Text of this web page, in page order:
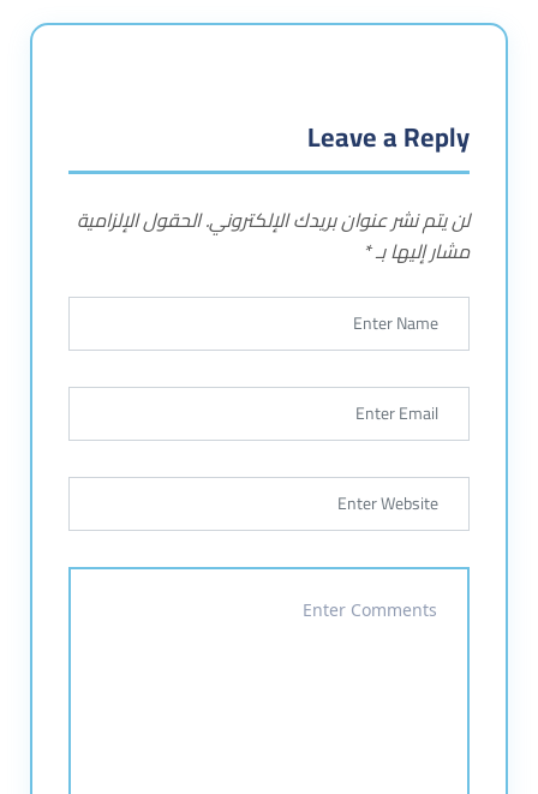
Leave a Reply
لن يتم نشر عنوان بريدك الإلكتروني.الحقول الإلزامية
مشار إليها بـ*